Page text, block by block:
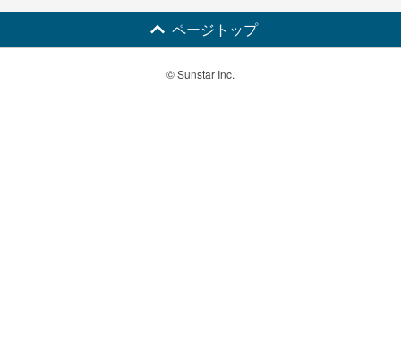
ページトップ
© Sunstar Inc.